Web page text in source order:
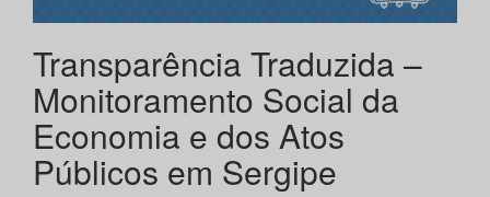
Transparência Traduzida –
Monitoramento Social da
Economia e dos Atos
Públicos em Sergipe